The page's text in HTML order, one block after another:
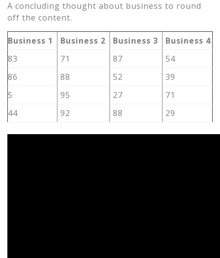
A concluding thought about business to round
off the content.
Business 1 Business 2 Business 3
Business 4
83
71 87
54
86
88 52
39
5
95 27
71
44
92 88 29